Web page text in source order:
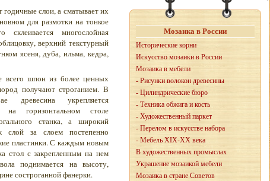
годичные слои, а сматывает их
для размотки на тонкое
многослойная
верхний текстурный
ясеня, дуба, ильма, кедра,
всего шпон из более ценных
получают строганием. В
древесина укрепляется
на горизонтальном столе
станка, а широкий
слой за слоем постепенно
пластинки. С каждым новым
стол с закрепленным на нем
поднимается на высоту,
состроганной фанерки.
Мозаика в России
Исторические корни
Искусство мозаики в России
Мозаика в мебели
- Рисунки волокон древесины
- Цилиндрические бюро
- Техника обжига и кость
- Художественный паркет
- Перелом в искусстве набора
- Мебель XIX-XX века
В художественных промыслах
Украшение мозаикой мебели
Мозаика в стране Советов